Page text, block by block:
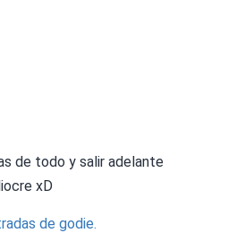
de todo y salir adelante
xD
de godie.